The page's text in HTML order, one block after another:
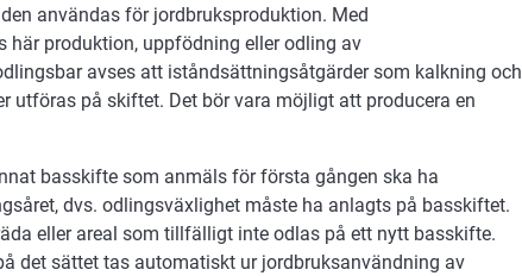
användas för jordbruksproduktion. Med
här produktion, uppfödning eller odling av
avses att iståndsättningsåtgärder som kalkning och
utföras på skiftet. Det bör vara möjligt att producera en
basskifte som anmäls för första gången ska ha
dvs. odlingsväxlighet måste ha anlagts på basskiftet.
eller areal som tillfälligt inte odlas på ett nytt basskifte.
det sättet tas automatiskt ur jordbruksanvändning av